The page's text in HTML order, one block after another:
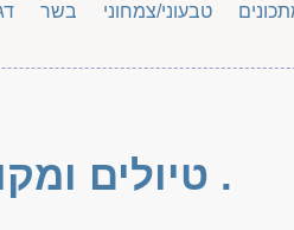
טבעוני/צמחוני בשר
. טיולים